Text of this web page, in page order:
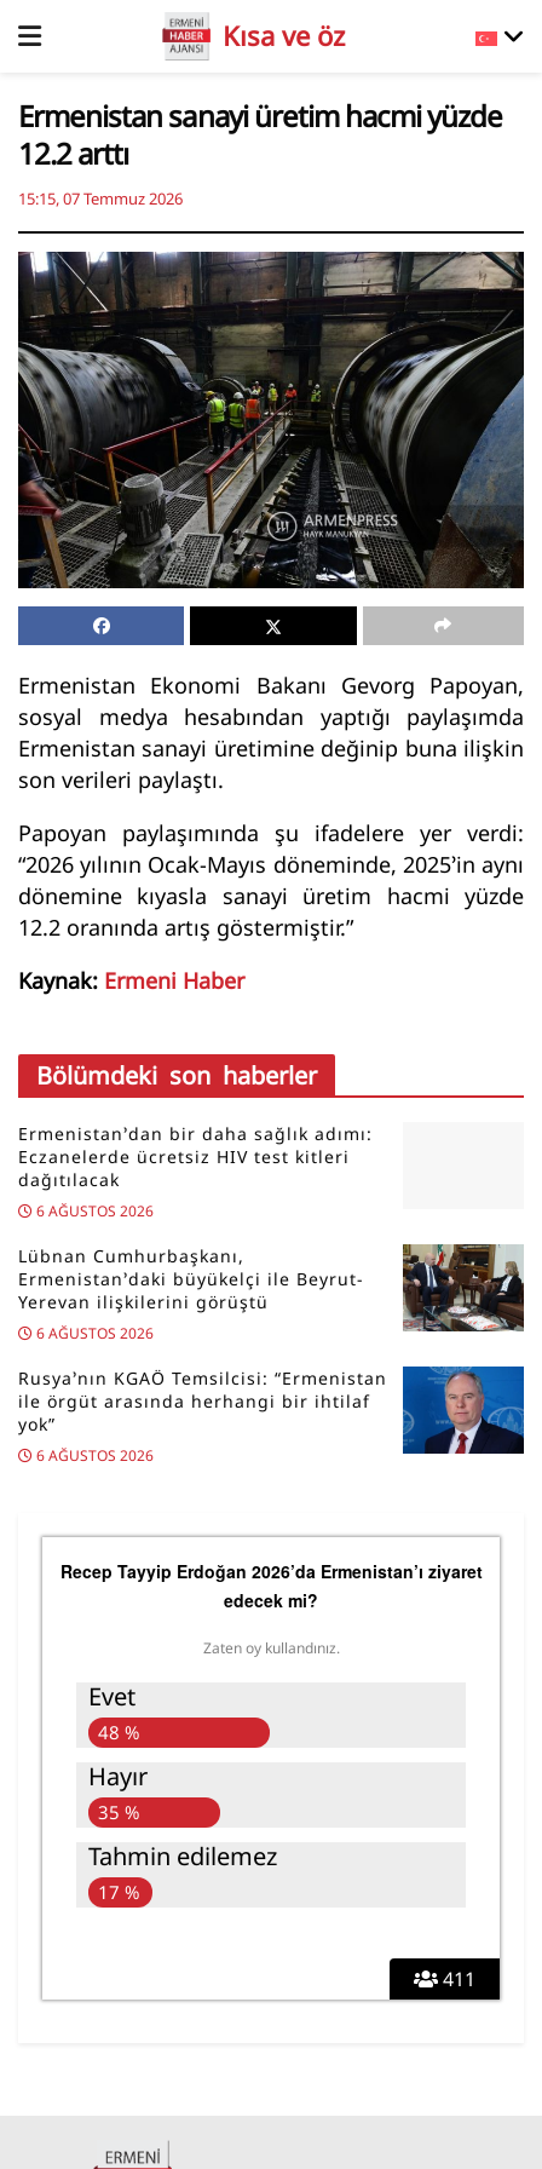
Kısa ve öz
Ermenistan sanayi üretim hacmi yüzde
12.2 arttı
15:15, 07 Temmuz 2026
Ermenistan Ekonomi Bakanı Gevorg Papoyan,
sosyal medya hesabından yaptığı paylaşımda
Ermenistan sanayi üretimine değinip buna ilişkin
son verileri paylaştı.
Papoyan paylaşımında şu ifadelere yer verdi:
“2026 yılının Ocak-Mayıs döneminde, 2025’in aynı
dönemine kıyasla sanayi üretim hacmi yüzde
12.2 oranında artış göstermiştir.”
Kaynak: Ermeni Haber
Bölümdeki son haberler
Ermenistan’dan bir daha sağlık adımı:
Eczanelerde ücretsiz HIV test kitleri
dağıtılacak
6 AĞUSTOS 2026
Lübnan Cumhurbaşkanı,
Ermenistan’daki büyükelçi ile Beyrut-
Yerevan ilişkilerini görüştü
6 AĞUSTOS 2026
Rusya’nın KGAÖ Temsilcisi: “Ermenistan
ile örgüt arasında herhangi bir ihtilaf
yok”
6 AĞUSTOS 2026
411
Recep Tayyip Erdoğan 2026’da Ermenistan’ı ziyaret
edecek mi?
Zaten oy kullandınız.
Evet
48 %
Hayır
35 %
Tahmin edilemez
17 %